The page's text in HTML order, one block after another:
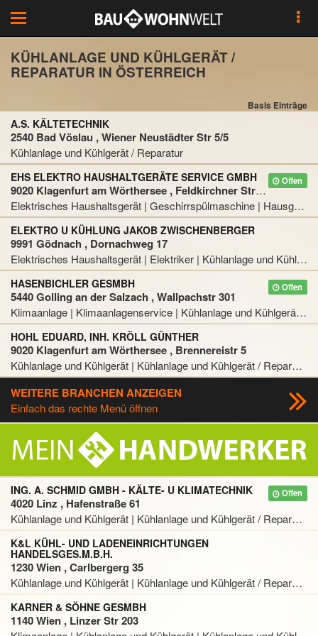
Toggle
navigation
KÜHLANLAGE UND KÜHLGERÄT /
REPARATUR IN ÖSTERREICH
Basis Einträge
A.S. KÄLTETECHNIK
2540 Bad Vöslau , Wiener Neustädter Str 5/5
Kühlanlage und Kühlgerät / Reparatur
Offen
EHS ELEKTRO HAUSHALTGERÄTE SERVICE GMBH
9020 Klagenfurt am Wörthersee , Feldkirchner Straße 283
Elektrisches Haushaltsgerät | Geschirrspülmaschine | Hausgerät, Küchengerät, Hausgerätereparatur und Küchengerätereparatur | Kühlanlage und Kühlgerät / Reparatur | Waschmaschine / Reparatur
ELEKTRO U KÜHLUNG JAKOB ZWISCHENBERGER
9991 Gödnach , Dornachweg 17
Elektrisches Haushaltsgerät | Elektriker | Kühlanlage und Kühlgerät / Reparatur
Offen
HASENBICHLER GESMBH
5440 Golling an der Salzach , Wallpachstr 301
Klimaanlage | Klimaanlagenservice | Kühlanlage und Kühlgerät | Kühlanlage und Kühlgerät / Reparatur
HOHL EDUARD, INH. KRÖLL GÜNTHER
9020 Klagenfurt am Wörthersee , Brennereistr 5
Kühlanlage und Kühlgerät | Kühlanlage und Kühlgerät / Reparatur
WEITERE BRANCHEN ANZEIGEN
Einfach das rechte Menü öffnen
Offen
ING. A. SCHMID GMBH - KÄLTE- U KLIMATECHNIK
4020 Linz , Hafenstraße 61
Kühlanlage und Kühlgerät | Kühlanlage und Kühlgerät / Reparatur
K&L KÜHL- UND LADENEINRICHTUNGEN
HANDELSGES.M.B.H.
1230 Wien , Carlbergerg 35
Kühlanlage und Kühlgerät | Kühlanlage und Kühlgerät / Reparatur
KARNER & SÖHNE GESMBH
1140 Wien , Linzer Str 203